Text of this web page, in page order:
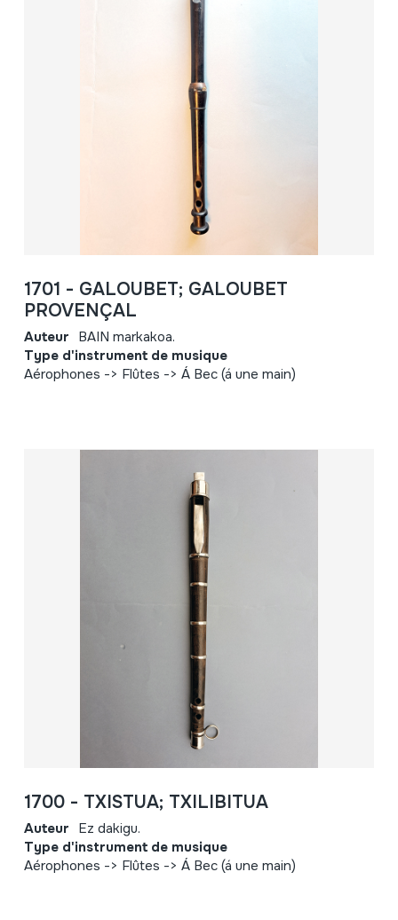
1701 - GALOUBET; GALOUBET
PROVENÇAL
Auteur BAIN markakoa.
Type d'instrument de musique
Aérophones -> Flûtes -> Á Bec (á une main)
1700 - TXISTUA; TXILIBITUA
Auteur Ez dakigu.
Type d'instrument de musique
Aérophones -> Flûtes -> Á Bec (á une main)